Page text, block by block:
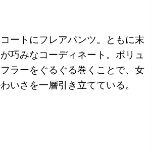
ートにフレアパンツ。ともに末
巧みなコーディネート。ボリュ
ラーをぐるぐる巻くことで、女
いさを一層引き立てている。